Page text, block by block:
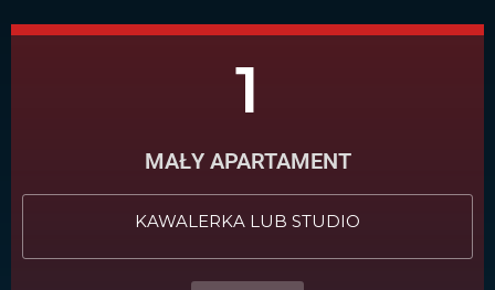
1
MAŁY APARTAMENT
KAWALERKA LUB STUDIO